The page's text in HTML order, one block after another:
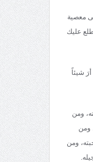
معصية
عليك
شيئاً
ومن
ومن
ومن